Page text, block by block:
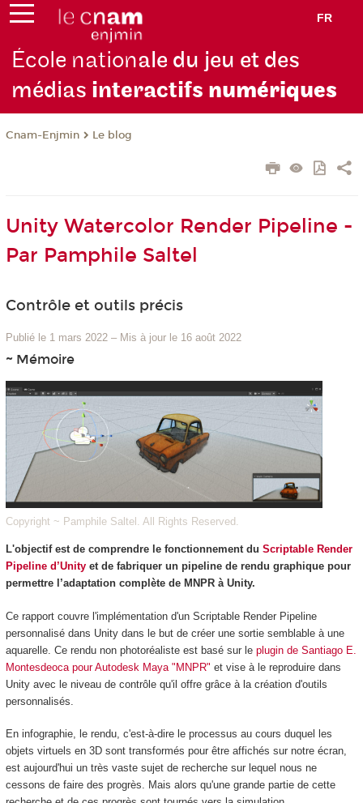
FR
École nationale du jeu et des
médias interactifs numériques
Cnam-Enjmin Le blog
Unity Watercolor Render Pipeline -
Par Pamphile Saltel
Contrôle et outils précis
Publié le 1 mars 2022 – Mis à jour le 16 août 2022
~ Mémoire
Copyright ~ Pamphile Saltel. All Rights Reserved.
L'objectif est de comprendre le fonctionnement du Scriptable Render
Pipeline d’Unityet de fabriquer un pipeline de rendu graphique pour
permettre l’adaptation complète de MNPR à Unity.
Ce rapport couvre l'implémentation d'un Scriptable Render Pipeline
personnalisé dans Unity dans le but de créer une sortie semblable à une
aquarelle. Ce rendu non photoréaliste est basé sur le plugin de Santiago E.
Montesdeoca pour Autodesk Maya "MNPR" et vise à le reproduire dans
Unity avec le niveau de contrôle qu'il offre grâce à la création d'outils
personnalisés.
En infographie, le rendu, c'est-à-dire le processus au cours duquel les
objets virtuels en 3D sont transformés pour être affichés sur notre écran,
est aujourd'hui un très vaste sujet de recherche sur lequel nous ne
cessons de faire des progrès. Mais alors qu'une grande partie de cette